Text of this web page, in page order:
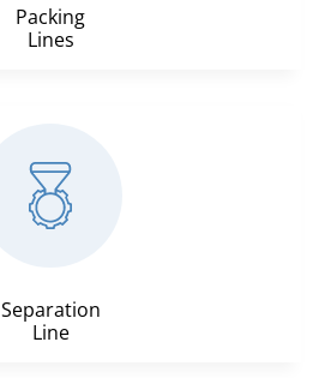
Packing
Lines
Separation
Line